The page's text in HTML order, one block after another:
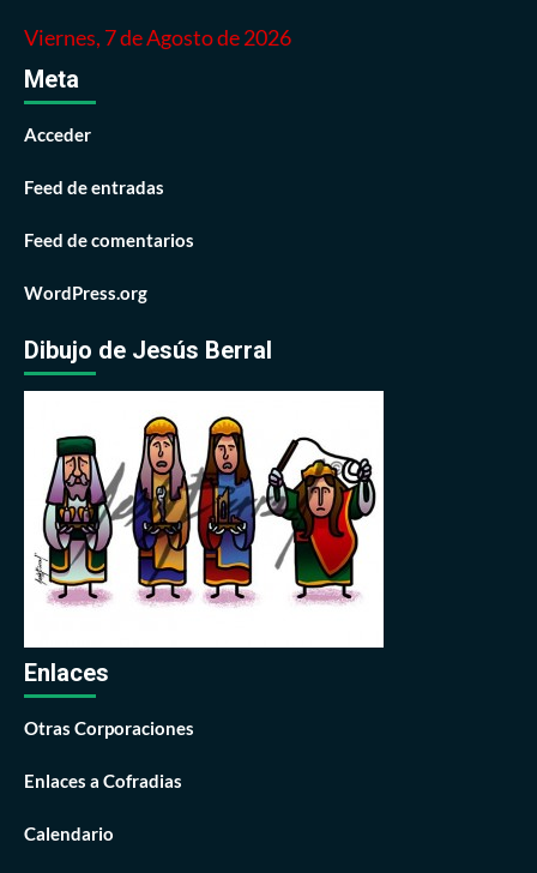
Viernes, 7 de Agosto de 2026
Meta
Acceder
Feed de entradas
Feed de comentarios
WordPress.org
Dibujo de Jesús Berral
Enlaces
Otras Corporaciones
Enlaces a Cofradias
Calendario